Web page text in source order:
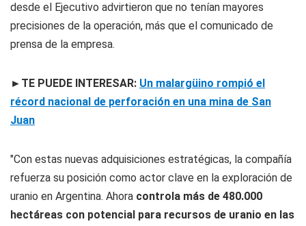
desde el Ejecutivo advirtieron que no tenían mayores
precisiones de la operación, más que el comunicado de
prensa de la empresa.
►TE PUEDE INTERESAR: Un malargüino rompió el
récord nacional de perforación en una mina de San
Juan
"Con estas nuevas adquisiciones estratégicas, la compañía
refuerza su posición como actor clave en la exploración de
uranio en Argentina. Ahora controla más de 480.000
hectáreas con potencial para recursos de uranio en las